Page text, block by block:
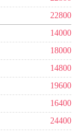
22800
14000
18000
14800
19600
16400
24400